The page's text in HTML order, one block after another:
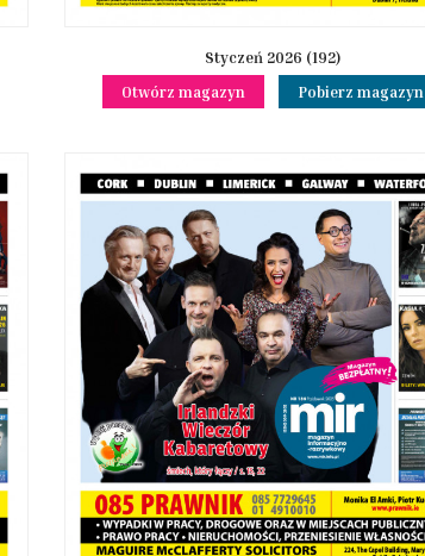
Styczeń 2026 (192)
Otwórz magazyn
Pobierz magazyn